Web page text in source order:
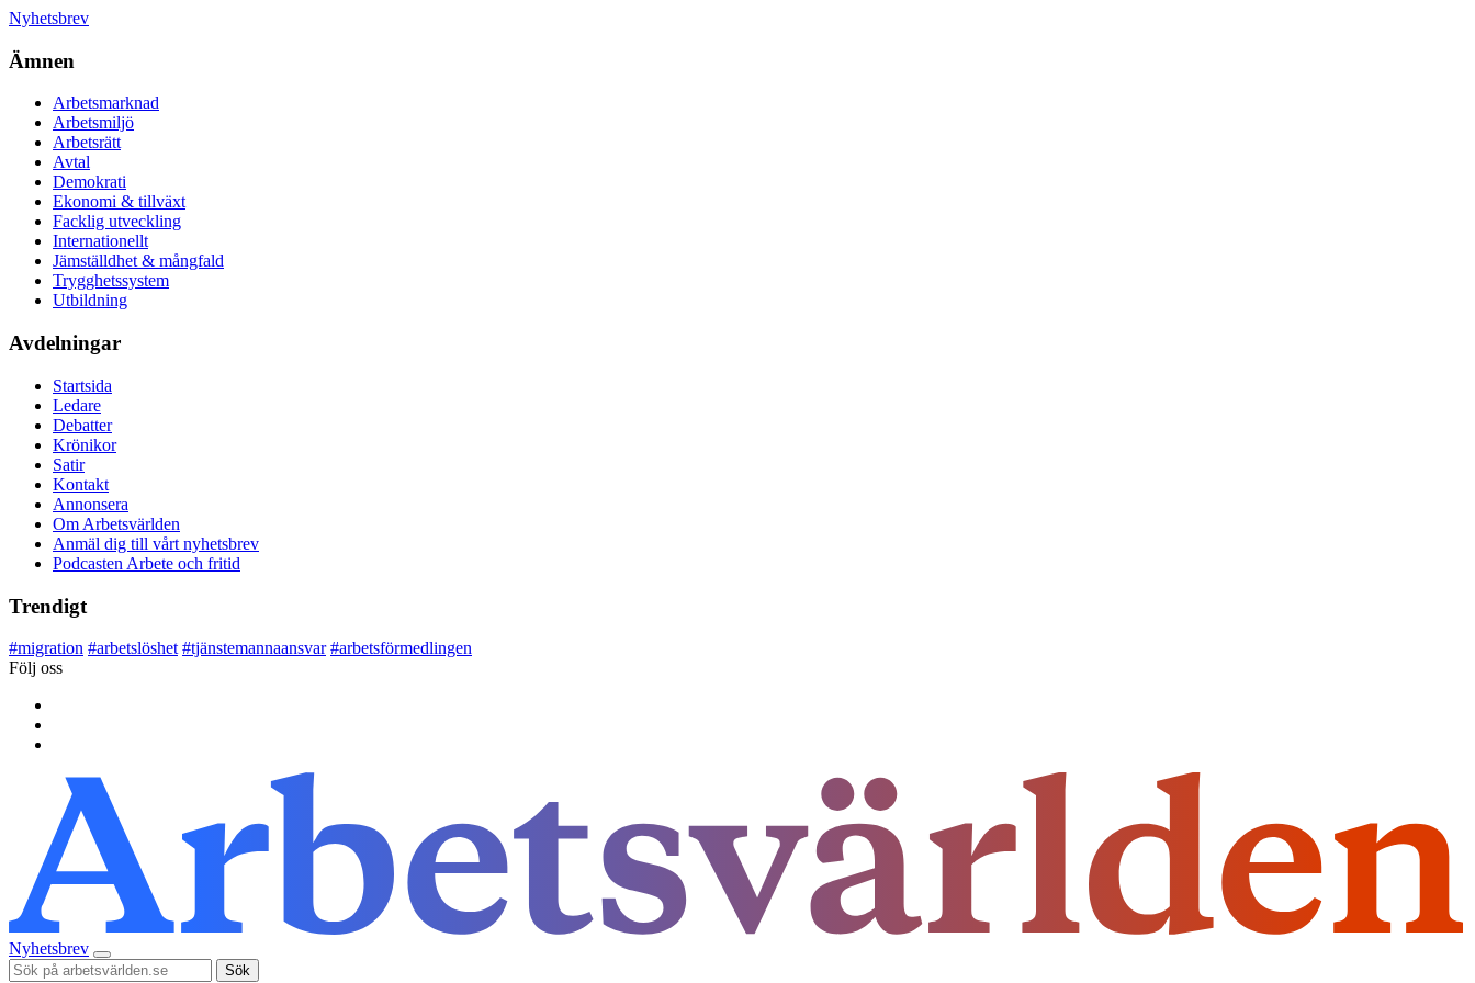
Nyhetsbrev
Ämnen
Arbetsmarknad
Arbetsmiljö
Arbetsrätt
Avtal
Demokrati
Ekonomi & tillväxt
Facklig utveckling
Internationellt
Jämställdhet & mångfald
Trygghetssystem
Utbildning
Avdelningar
Startsida
Ledare
Debatter
Krönikor
Satir
Kontakt
Annonsera
Om Arbetsvärlden
Anmäl dig till vårt nyhetsbrev
Podcasten Arbete och fritid
Trendigt
#migration #arbetslöshet #tjänstemannaansvar #arbetsförmedlingen
Följ oss
Nyhetsbrev
Sök